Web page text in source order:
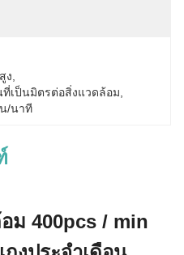
ง
ที่เป็นมิตรต่อสิ่งแวดล้อม
น/นาที
ม 400pcs / min